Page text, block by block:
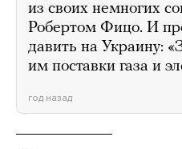
из своих немногих
Робертом Фицо. И
давить на Украину:
им поставки газа и
год назад